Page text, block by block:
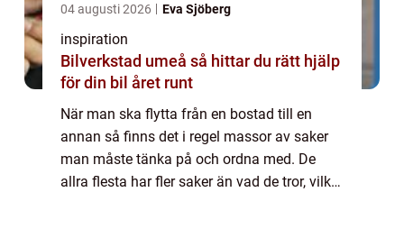
04 augusti 2026 Eva Sjöberg
inspiration
Bilverkstad umeå så hittar du rätt hjälp
för din bil året runt
När man ska flytta från en bostad till en
annan så finns det i regel massor av saker
man måste tänka på och ordna med. De
allra flesta har fler saker än vad de tror, vilket